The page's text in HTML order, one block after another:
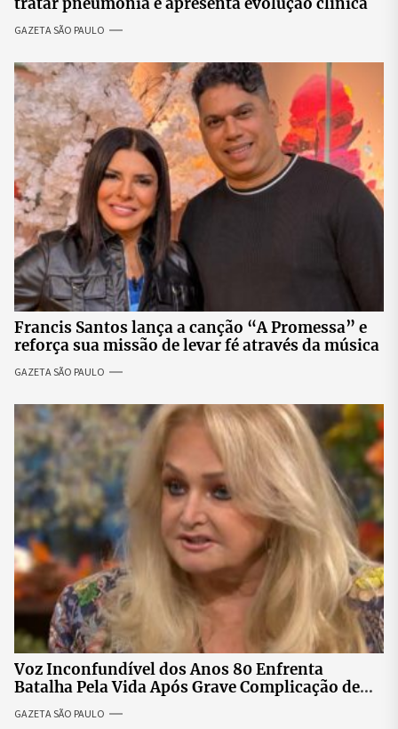
GAZETA SÃO PAULO
Francis Santos lança a canção “A Promessa” e
reforça sua missão de levar fé através da música
GAZETA SÃO PAULO
Voz Inconfundível dos Anos 80 Enfrenta
Batalha Pela Vida Após Grave Complicação de
GAZETA SÃO PAULO